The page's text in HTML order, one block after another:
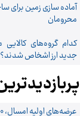
محرومان
کدام گروه‌های
جدید ارز اشخاص شدند؟
عرضه‌های اولیه امسال، 10 تایی می‌شوند